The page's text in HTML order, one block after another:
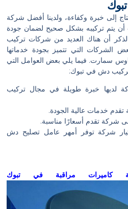
إلى خبرة وكفاءة، ولدينا أفضل شركة
يتم تركيبه بشكل صحيح لضمان جودة
أن هناك العديد من شركات تركيب
الشركات التي تتميز بجودة خدماتها
سمارت. فيما يلي بعض العوامل التي
تركيب دش في تبوك:
لديها خبرة طويلة في مجال تركيب
خدمات عالية الجودة.
شركة تقدم أسعارًا مناسبة.
شركة توفر أمهر عامل تصليح دش
كاميرات مراقبة في تبوك